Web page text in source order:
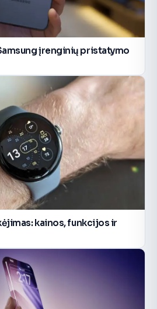
įrenginių pristatymo
kainos, funkcijos ir